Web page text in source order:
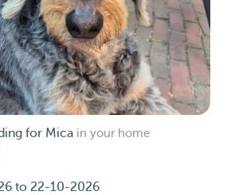
for Mica in your home
to 22-10-2026